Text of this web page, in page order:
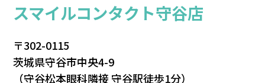
スマイルコンタクト守谷店
〒302-0115
茨城県守谷市中央4-9
（守谷松本眼科隣接 守谷駅徒歩1分）